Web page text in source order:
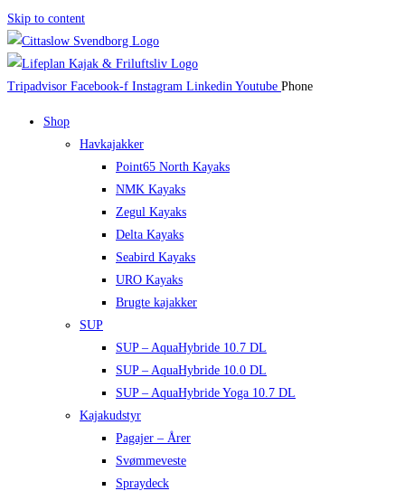
Skip to content
Tripadvisor Facebook-f Instagram Linkedin Youtube Phone
Shop
Havkajakker
Point65 North Kayaks
NMK Kayaks
Zegul Kayaks
Delta Kayaks
Seabird Kayaks
URO Kayaks
Brugte kajakker
SUP
SUP – AquaHybride 10.7 DL
SUP – AquaHybride 10.0 DL
SUP – AquaHybride Yoga 10.7 DL
Kajakudstyr
Pagajer – Årer
Svømmeveste
Spraydeck